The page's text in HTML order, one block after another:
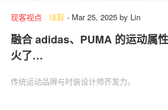
现客视点 . 球鞋 - Mar 25, 2025 by Lin
融合 adidas、PUMA 的运动属
火了…
传统运动品牌与时装设计师齐发力。